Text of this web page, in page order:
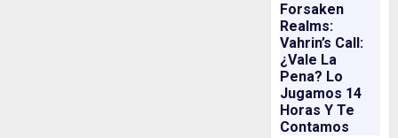
Forsaken
Realms:
Vahrin’s Call:
¿vale La
Pena? Lo
Jugamos 14
Horas Y Te
Contamos